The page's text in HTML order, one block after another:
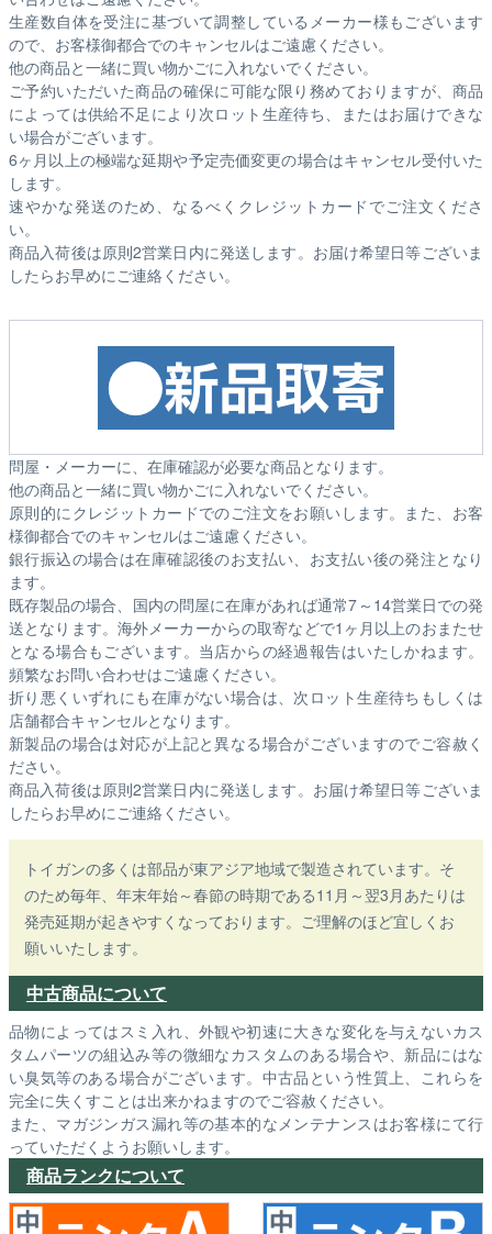
生産数自体を受注に基づいて調整しているメーカー様もございます
ので、お客様御都合でのキャンセルはご遠慮ください。
他の商品と一緒に買い物かごに入れないでください。
ご予約いただいた商品の確保に可能な限り務めておりますが、商品
によっては供給不足により次ロット生産待ち、またはお届けできな
い場合がございます。
6ヶ月以上の極端な延期や予定売価変更の場合はキャンセル受付いた
します。
速やかな発送のため、なるべくクレジットカードでご注文くださ
い。
商品入荷後は原則2営業日内に発送します。お届け希望日等ございま
したらお早めにご連絡ください。
問屋・メーカーに、在庫確認が必要な商品となります。
他の商品と一緒に買い物かごに入れないでください。
原則的にクレジットカードでのご注文をお願いします。また、お客
様御都合でのキャンセルはご遠慮ください。
銀行振込の場合は在庫確認後のお支払い、お支払い後の発注となり
ます。
既存製品の場合、国内の問屋に在庫があれば通常7～14営業日での発
送となります。海外メーカーからの取寄などで1ヶ月以上のおまたせ
となる場合もございます。 当店からの経過報告はいたしかねます。
頻繁なお問い合わせはご遠慮ください。
折り悪くいずれにも在庫がない場合は、次ロット生産待ちもしくは
店舗都合キャンセルとなります。
新製品の場合は対応が上記と異なる場合がございますのでご容赦く
ださい。
商品入荷後は原則2営業日内に発送します。お届け希望日等ございま
したらお早めにご連絡ください。
トイガンの多くは部品が東アジア地域で製造されています。そ
のため毎年、年末年始～春節の時期である11月～翌3月あたりは
発売延期が起きやすくなっております。ご理解のほど宜しくお
願いいたします。
中古商品について
品物によってはスミ入れ、外観や初速に大きな変化を与えないカス
タムパーツの組込み等の微細なカスタムのある場合や、新品にはな
い臭気等のある場合がございます。中古品という性質上、これらを
完全に失くすことは出来かねますのでご容赦ください。
また、マガジンガス漏れ等の基本的なメンテナンスはお客様にて行
っていただくようお願いします。
商品ランクについて